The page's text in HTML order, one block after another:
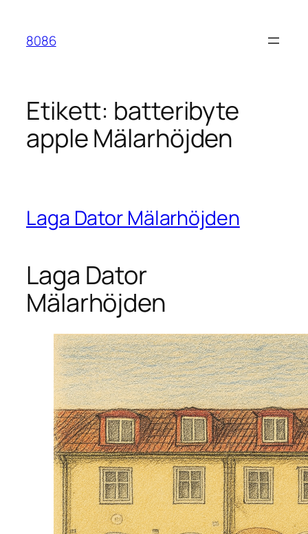
innehåll
8086
Etikett: batteribyte
apple Mälarhöjden
Laga Dator Mälarhöjden
Laga Dator
Mälarhöjden